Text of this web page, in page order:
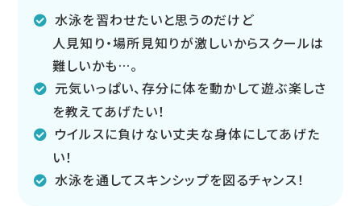
水泳を習わせたいと思うのだけど
人見知り・場所見知りが激しいからスクールは
難しいかも…。
元気いっぱい、存分に体を動かして遊ぶ楽しさ
を教えてあげたい！
ウイルスに負けない丈夫な身体にしてあげた
い！
水泳を通してスキンシップを図るチャンス！